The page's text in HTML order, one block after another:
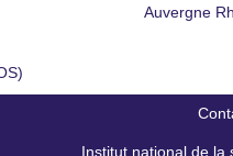
Auvergne
Institut national de la